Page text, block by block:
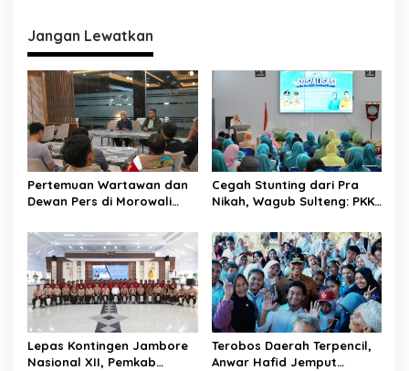
g
a
s
i
p
o
s
Jangan Lewatkan
Pertemuan Wartawan dan
Dewan Pers di Morowali
dan Peningkatan
Kompetensi Jurnalis
Cegah Stunting dari Pra
Nikah, Wagub Sulteng: PKK
Selamatkan Generasi Emas
Lepas Kontingen Jambore
Nasional XII, Pemkab
Terobos Daerah Terpencil,
Anwar Hafid Jemput